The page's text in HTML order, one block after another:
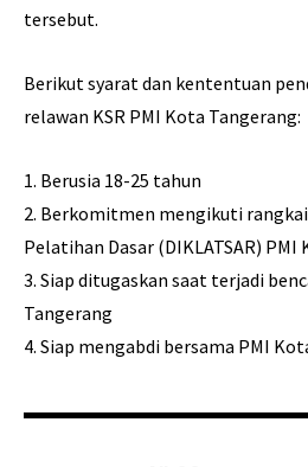
tersebut.
Berikut syarat dan kententuan
relawan KSR PMI Kota Tangerang:
1.⁠ ⁠Berusia 18-25 tahun
2.⁠ ⁠Berkomitmen mengikuti
Pelatihan Dasar (DIKLATSAR) PMI
3.⁠ ⁠Siap ditugaskan saat terjadi
Tangerang
4.⁠ ⁠Siap mengabdi bersama PMI